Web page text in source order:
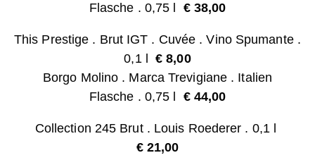
Flasche . 0,75 l
€ 38,00
This Prestige . Brut IGT . Cuvée . Vino Spumante .
0,1 l€ 8,00
Borgo Molino . Marca Trevigiane . Italien
Flasche . 0,75 l
€ 44,00
Collection 245 Brut. Louis Roederer . 0,1 l
€ 21,00